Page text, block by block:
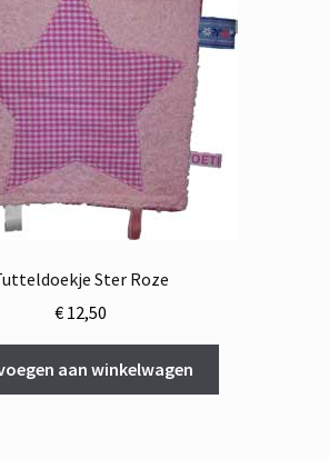
Ster Roze
€12,50
aan winkelwagen